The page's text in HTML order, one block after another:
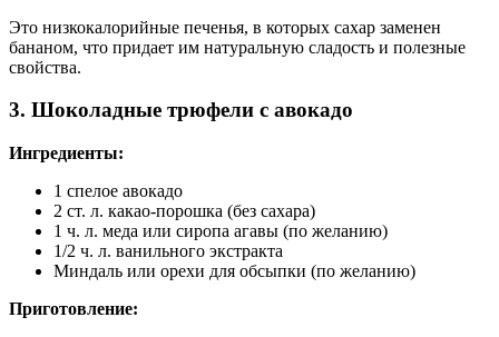
Это низкокалорийные печенья, в которых сахар заменен
бананом, что придает им натуральную сладость и полезные
свойства.
3. Шоколадные трюфели с авокадо
Ингредиенты:
1 спелое авокадо
2 ст. л. какао-порошка (без сахара)
1 ч. л. меда или сиропа агавы (по желанию)
1/2 ч. л. ванильного экстракта
Миндаль или орехи для обсыпки (по желанию)
Приготовление: